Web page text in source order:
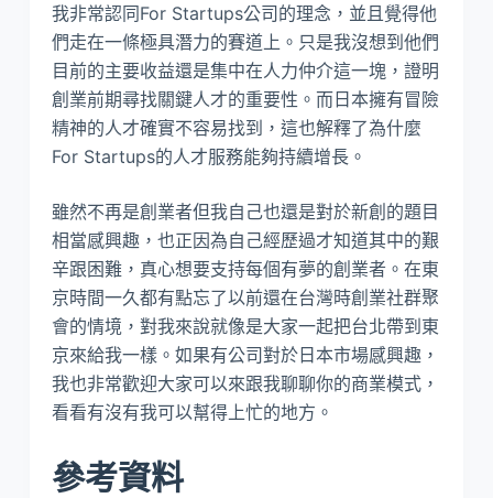
我非常認同For Startups公司的理念，並且覺得他
們走在一條極具潛力的賽道上。只是我沒想到他們
目前的主要收益還是集中在人力仲介這一塊，證明
創業前期尋找關鍵人才的重要性。而日本擁有冒險
精神的人才確實不容易找到，這也解釋了為什麼
For Startups的人才服務能夠持續增長。
雖然不再是創業者但我自己也還是對於新創的題目
相當感興趣，也正因為自己經歷過才知道其中的艱
辛跟困難，真心想要支持每個有夢的創業者。在東
京時間一久都有點忘了以前還在台灣時創業社群聚
會的情境，對我來說就像是大家一起把台北帶到東
京來給我一樣。如果有公司對於日本市場感興趣，
我也非常歡迎大家可以來跟我聊聊你的商業模式，
看看有沒有我可以幫得上忙的地方。
參考資料